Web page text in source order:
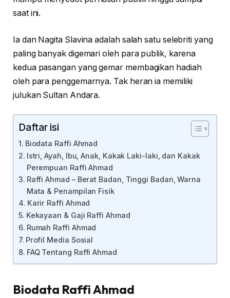
saat ini.
Ia dan Nagita Slavina adalah salah satu selebriti yang
paling banyak digemari oleh para publik, karena
kedua pasangan yang gemar membagikan hadiah
oleh para penggemarnya. Tak heran ia memiliki
julukan Sultan Andara.
Daftar isi
Biodata Raffi Ahmad
Istri, Ayah, Ibu, Anak, Kakak Laki-laki, dan Kakak
Perempuan Raffi Ahmad
Raffi Ahmad – Berat Badan, Tinggi Badan, Warna
Mata & Penampilan Fisik
Karir Raffi Ahmad
Kekayaan & Gaji Raffi Ahmad
Rumah Raffi Ahmad
Profil Media Sosial
FAQ Tentang Raffi Ahmad
Biodata Raffi Ahmad